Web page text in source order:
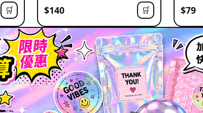
🛒 $140 🛒 $79